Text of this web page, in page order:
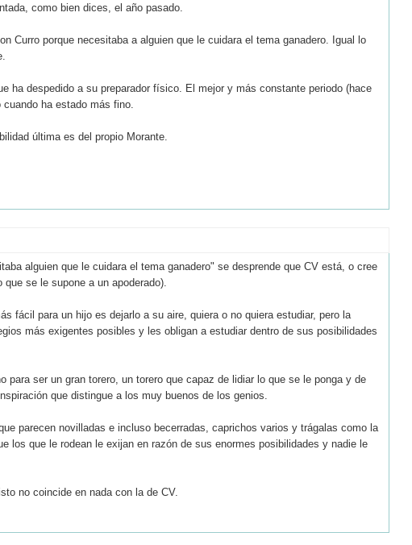
como bien dices, el año pasado.
Curro porque necesitaba a alguien que le cuidara el tema ganadero. Igual lo
ha despedido a su preparador físico. El mejor y más constante periodo (hace
ha estado más fino.
última es del propio Morante.
alguien que le cuidara el tema ganadero" se desprende que CV está, o cree
se le supone a un apoderado).
fácil para un hijo es dejarlo a su aire, quiera o no quiera estudiar, pero la
más exigentes posibles y les obligan a estudiar dentro de sus posibilidades
para ser un gran torero, un torero que capaz de lidiar lo que se le ponga y de
que distingue a los muy buenos de los genios.
parecen novilladas e incluso becerradas, caprichos varios y trágalas como la
los que le rodean le exijan en razón de sus enormes posibilidades y nadie le
no coincide en nada con la de CV.